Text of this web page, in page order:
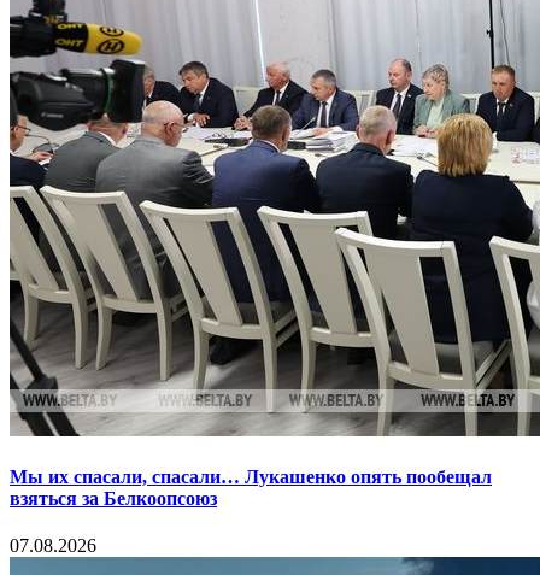
Мы их спасали, спасали… Лукашенко опять пообещал
взяться за Белкоопсоюз
07.08.2026